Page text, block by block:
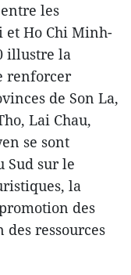
les
et Ho Chi Minh-
illustre la
renforcer
de Son La,
Lai Chau,
se sont
Sud sur le
la
des
ressources